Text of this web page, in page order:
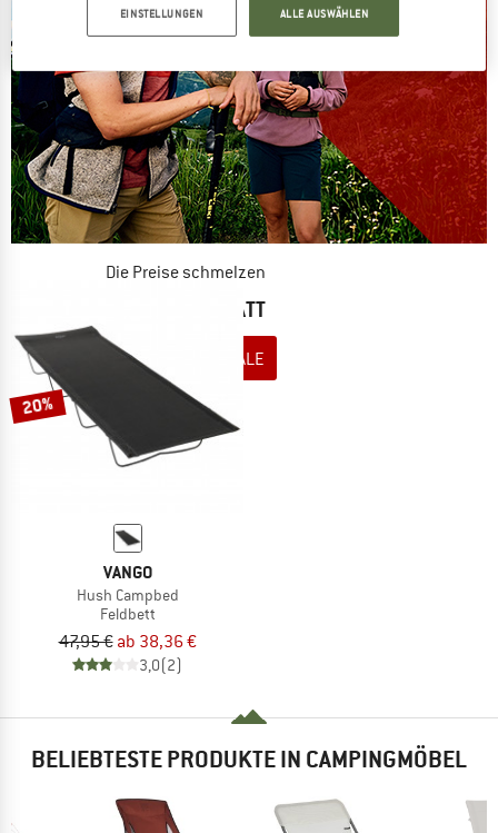
Die Preise schmelzen
JETZT BIS ZU 50% RABATT
ZUM SOMMER SALE
20%
VANGO
Hush Campbed
Feldbett
47,95 € ab 38,36 €
3,0(2)
BELIEBTESTE PRODUKTE IN CAMPINGMÖBEL
EINSTELLUNGEN ALLE AUSWÄHLEN